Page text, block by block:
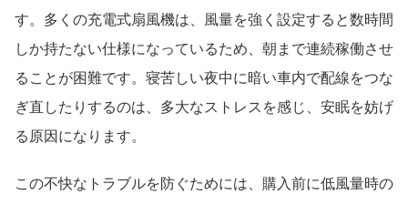
す。多くの充電式扇風機は、風量を強く設定すると数時間
しか持たない仕様になっているため、朝まで連続稼働させ
ることが困難です。寝苦しい夜中に暗い車内で配線をつな
ぎ直したりするのは、多大なストレスを感じ、安眠を妨げ
る原因になります。
この不快なトラブルを防ぐためには、購入前に低風量時の